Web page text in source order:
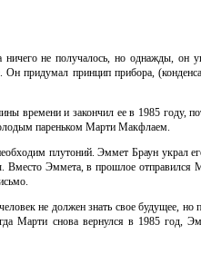
не получалось, но однажды, он
придумал принцип прибора,
времени и закончил ее в 1985 году,
пареньком Марти Макфлаем.
плутоний. Эммет Браун украл
Вместо Эммета, в прошлое
не должен знать свое будущее, но
Марти снова вернулся в 1985 год,